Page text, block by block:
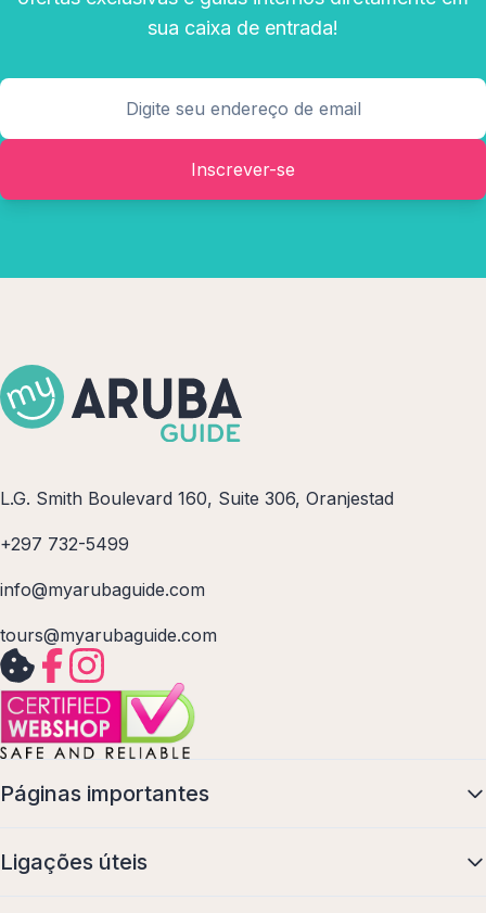
sua caixa de entrada!
Inscrever-se
L.G. Smith Boulevard 160, Suite 306, Oranjestad
+297 732-5499
info@myarubaguide.com
tours@myarubaguide.com
Páginas importantes
Ligações úteis